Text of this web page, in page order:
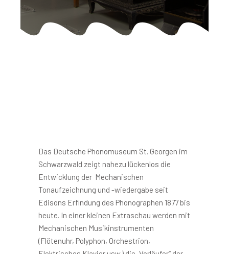
Das Deutsche Phonomuseum St. Georgen im
Schwarzwald zeigt nahezu lückenlos die
Entwicklung der Mechanischen
Tonaufzeichnung und -wiedergabe seit
Edisons Erfindung des Phonographen 1877 bis
heute. In einer kleinen Extraschau werden mit
Mechanischen Musikinstrumenten
(Flötenuhr, Polyphon, Orchestrion,